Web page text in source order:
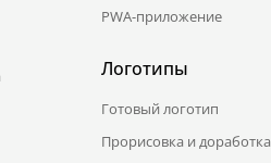
PWA-приложение
Логотипы
Готовый логотип
Прорисовка и доработка